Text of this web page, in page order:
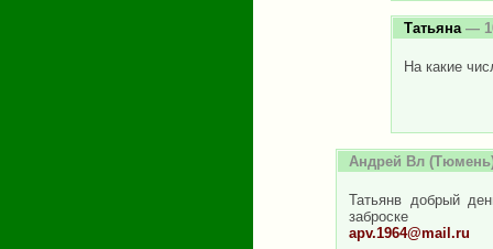
Татьяна—
На какие
Андрей Вл
Татьянв добрый
заброске
apv.1964@mail.ru